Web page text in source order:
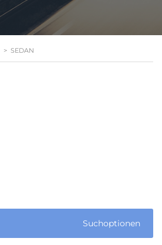
> SEDAN
Suchoptionen